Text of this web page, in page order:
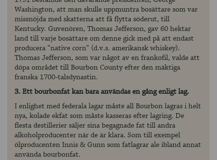
Washington, att man skulle uppmuntra bosättare som var
missnöjda med skatterna att få flytta söderut, till
Kentucky. Guvenören, Thomas Jefferson, gav 60 hektar
land till varje bosättare om denne gick med på att endast
producera ”native corn” (d.v.s. amerikansk whiskey).
Thomas Jefferson, som var något av en frankofil, valde att
döpa området till Bourbon County efter den mäktiga
franska 1700-talsdynastin.
3. Ett bourbonfat kan bara användas en gång enligt lag.
I enlighet med federala lagar måste all Bourbon lagras i helt
nya, kolade ekfat som måste kasseras efter lagring. De
flesta destillerier säljer sina begagnade fat till andra
alkoholproducenter när de är klara. Som till exempel
ölproducenten Innis & Gunn som fatlagrar ale ibland annat
använda bourbonfat.